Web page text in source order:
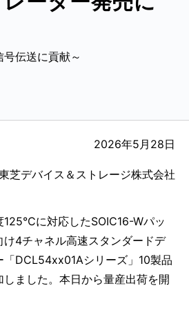
伝送に貢献～
2026年5月28日
芝デバイス＆ストレージ株式会社
に対応したSOIC16-Wパッ
4チャネル高速スタンダードデ
「DCL54xx01Aシリーズ」10製品
ました。本日から量産出荷を開